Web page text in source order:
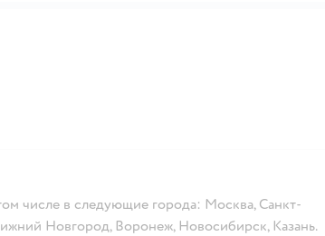
числе в следующие города: Москва, Санкт-
Новгород, Воронеж, Новосибирск, Казань.